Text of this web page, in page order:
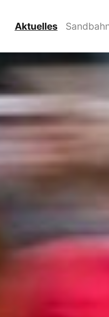
Aktuelles